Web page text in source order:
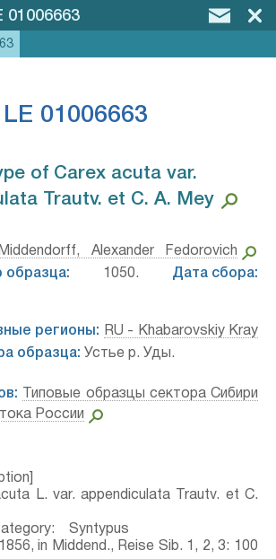
01006663
LE 01006663
of Carex acuta var.
Trautv. et C. A. Mey⁣
Middendorff, Alexander Fedorovich
образца: 1050. Дата сбора:
регионы:
RU - Khabarovskiy Kray
образца: Устье р. Уды.
Типовые образцы сектора Сибири
России
L. var. appendiculata Trautv. et C.
Syntypus
in Middend., Reise Sib. 1, 2, 3: 100